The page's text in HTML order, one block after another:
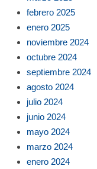
febrero 2025
enero 2025
noviembre 2024
octubre 2024
septiembre 2024
agosto 2024
julio 2024
junio 2024
mayo 2024
marzo 2024
enero 2024